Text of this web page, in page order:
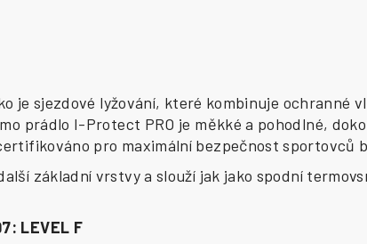
je sjezdové lyžování, které kombinuje
prádlo I-Protect PRO je měkké a pohodlné,
pro maximální bezpečnost sportovců
základní vrstvy a slouží jak jako spodní
LEVEL F